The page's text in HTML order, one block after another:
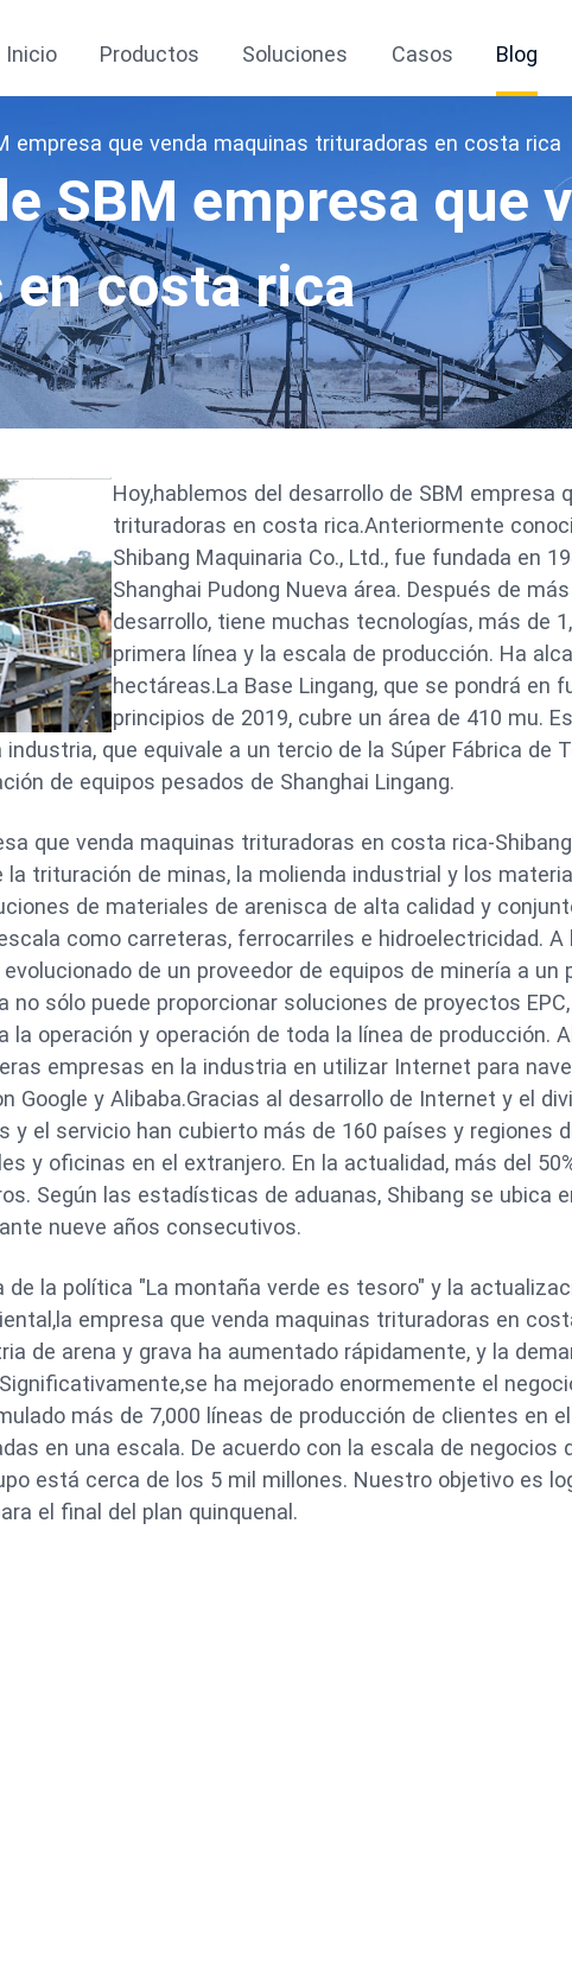
Inicio Productos Soluciones Casos Blog
empresa que venda maquinas trituradoras en costa rica
SBM empresa que
costa rica
Hoy,hablemos del desarrollo de SBM empresa
trituradoras en costa rica.Anteriormente
Shibang Maquinaria Co., Ltd., fue fundada en
Shanghai Pudong Nueva área. Después de
desarrollo, tiene muchas tecnologías, más de
primera línea y la escala de producción. Ha
hectáreas.La Base Lingang, que se pondrá en
principios de 2019, cubre un área de 410 mu.
que equivale a un tercio de la Súper Fábrica de
de equipos pesados de Shanghai Lingang.
que venda maquinas trituradoras en costa rica-
trituración de minas, la molienda industrial y los
de materiales de arenisca de alta calidad y
como carreteras, ferrocarriles e hidroelectricidad. A
de un proveedor de equipos de minería a un
no sólo puede proporcionar soluciones de proyectos
la operación y operación de toda la línea de producción.
empresas en la industria en utilizar Internet para
Google y Alibaba.Gracias al desarrollo de Internet y el
y el servicio han cubierto más de 160 países y regiones
y oficinas en el extranjero. En la actualidad, más del
Según las estadísticas de aduanas, Shibang se ubica
nueve años consecutivos.
de la política "La montaña verde es tesoro" y la
empresa que venda maquinas trituradoras en
de arena y grava ha aumentado rápidamente, y la
ha mejorado enormemente el
más de 7,000 líneas de producción de clientes en
en una escala. De acuerdo con la escala de negocios
está cerca de los 5 mil millones. Nuestro objetivo es
el final del plan quinquenal.